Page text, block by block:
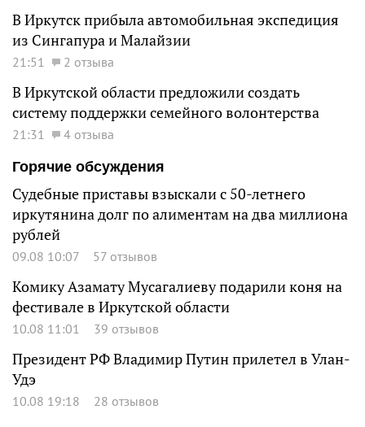
В Иркутск прибыла автомобильная экспедиция
из Сингапура и Малайзии
21:51 2 отзыва
В Иркутской области предложили создать
систему поддержки семейного волонтерства
21:31
4 отзыва
Горячие обсуждения
Судебные приставы взыскали с 50-летнего
иркутянина долг по алиментам на два миллиона
рублей
09.08 10:07 57 отзывов
Комику Азамату Мусагалиеву подарили коня на
фестивале в Иркутской области
10.08 11:01 39 отзывов
Президент РФ Владимир Путин прилетел в Улан-
Удэ
10.08 19:18 28 отзывов